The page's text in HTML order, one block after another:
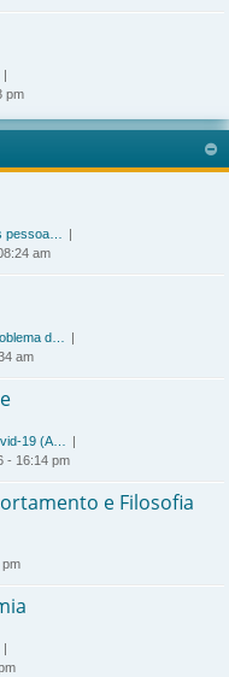
pm
pessoa…
am
d…
am
19 (A…
- 16:14 pm
e Filosofia
pm